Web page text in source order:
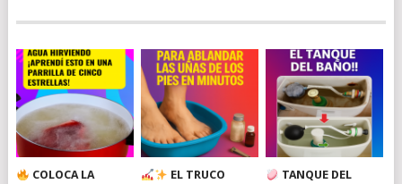
COLOCA LA EL TRUCO TANQUE DEL